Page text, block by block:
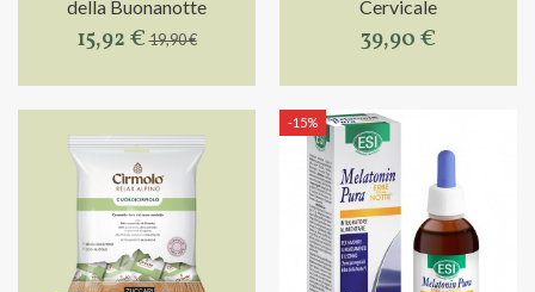
della Buonanotte
15,92 €19,90 €
Cervicale
39,90 €
-15%